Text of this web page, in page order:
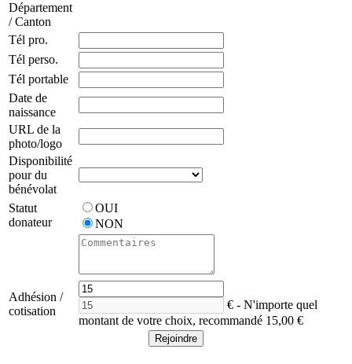
Département
/ Canton
Tél pro.
Tél perso.
Tél portable
Date de
naissance
URL de la
photo/logo
Disponibilité
pour du
bénévolat
Statut
donateur
OUI
NON
Adhésion /
cotisation
€ - N'importe quel
montant de votre choix, recommandé 15,00 €